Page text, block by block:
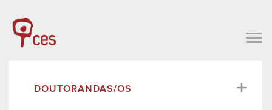
DOUTORANDAS/OS